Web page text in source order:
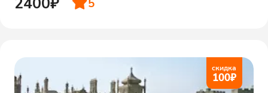
скидка
100₽